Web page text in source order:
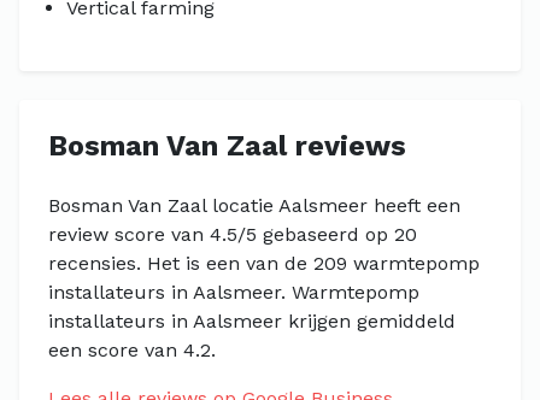
Vertical farming
Bosman Van Zaal reviews
Bosman Van Zaal locatie Aalsmeer heeft een
review score van 4.5/5 gebaseerd op 20
recensies. Het is een van de 209 warmtepomp
installateurs in Aalsmeer. Warmtepomp
installateurs in Aalsmeer krijgen gemiddeld
een score van 4.2.